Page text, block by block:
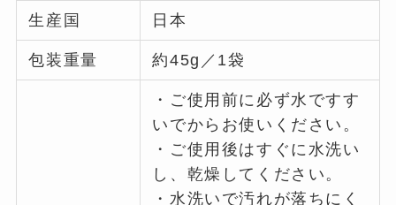
生産国 日本
包装重量 約45g／1袋
・ご使用前に必ず水ですす
いでからお使いください。
・ご使用後はすぐに水洗い
し、乾燥してください。
・水洗いで汚れが落ちにく